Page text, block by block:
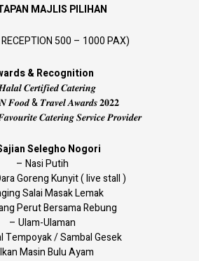
MAJLIS PILIHAN
RECEPTION 500 – 1000 PAX)
& Recognition
𝑪𝒆𝒓𝒕𝒊𝒇𝒊𝒆𝒅 𝑪𝒂𝒕𝒆𝒓𝒊𝒏𝒈
& 𝑻𝒓𝒂𝒗𝒆𝒍 𝑨𝒘𝒂𝒓𝒅𝒔 𝟐𝟎𝟐𝟐
𝑪𝒂𝒕𝒆𝒓𝒊𝒏𝒈 𝑺𝒆𝒓𝒗𝒊𝒄𝒆 𝑷𝒓𝒐𝒗𝒊𝒅𝒆𝒓
Selegho Nogori
– Nasi Putih
Goreng Kunyit ( live stall )
Salai Masak Lemak
Perut Bersama Rebung
– Ulam-Ulaman
Tempoyak / Sambal Gesek
Masin Bulu Ayam